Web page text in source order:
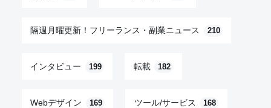
隔週月曜更新！フリーランス・副業ニュース 210
インタビュー 199 転載 182
Webデザイン 169 ツール/サービス 168